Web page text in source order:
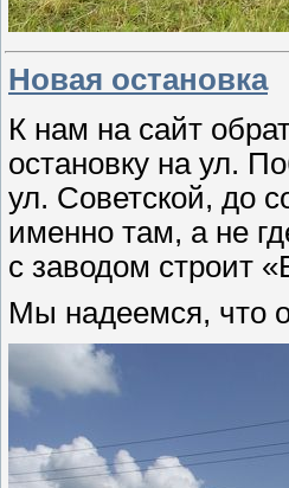
Новая остановка
К нам на сайт
остановку на ул.
ул. Советской, до
именно там, а не
с заводом строит
Мы надеемся, что